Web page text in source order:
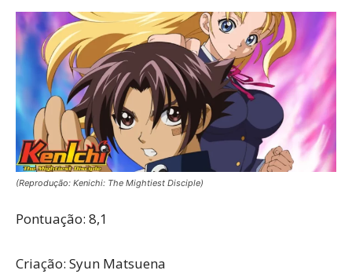
(Reprodução: Kenichi: The Mightiest Disciple)
Pontuação: 8,1
Criação: Syun Matsuena